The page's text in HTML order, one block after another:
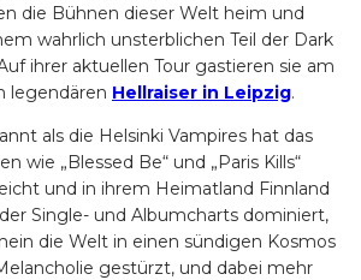
die Bühnen dieser Welt heim und
wahrlich unsterblichen Teil der Dark
ihrer aktuellen Tour gastieren sie am
legendären Hellraiser in Leipzig.
als die Helsinki Vampires hat das
wie „Blessed Be“ und „Paris Kills“
und in ihrem Heimatland Finnland
Single- und Albumcharts dominiert,
die Welt in einen sündigen Kosmos
gestürzt, und dabei mehr